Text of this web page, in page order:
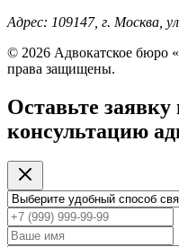
Адрес: 109147, г. Москва,
© 2026 Адвокатское бюро
права защищены.
Оставьте
консультацию